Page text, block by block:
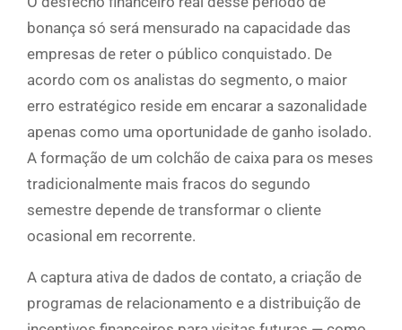
bonança só será mensurado na capacidade das
empresas de reter o público conquistado. De
acordo com os analistas do segmento, o maior
erro estratégico reside em encarar a sazonalidade
apenas como uma oportunidade de ganho isolado.
A formação de um colchão de caixa para os meses
tradicionalmente mais fracos do segundo
semestre depende de transformar o cliente
ocasional em recorrente.
A captura ativa de dados de contato, a criação de
programas de relacionamento e a distribuição de